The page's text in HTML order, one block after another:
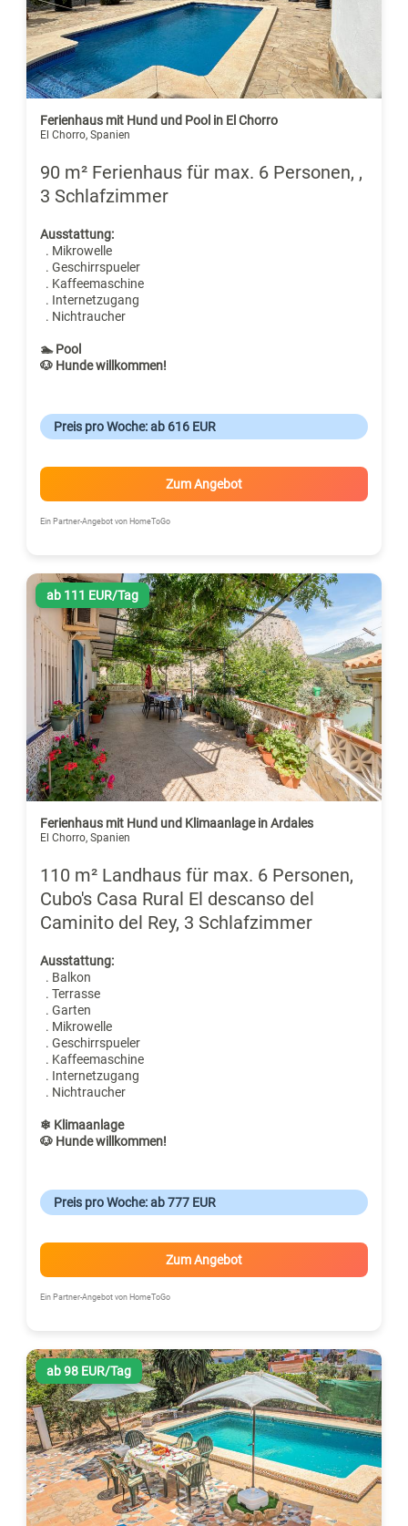
Ferienhaus mit Hund und Pool in El Chorro
El Chorro, Spanien
90 m² Ferienhaus für max. 6 Personen, ,
3 Schlafzimmer
Ausstattung:
. Mikrowelle
. Geschirrspueler
. Kaffeemaschine
. Internetzugang
. Nichtraucher
🏊 Pool
🐶 Hunde willkommen!
Preis pro Woche: ab 616 EUR
Zum Angebot
Ein Partner-Angebot von HomeToGo
ab 111 EUR/Tag
Ferienhaus mit Hund und Klimaanlage in Ardales
El Chorro, Spanien
110 m² Landhaus für max. 6 Personen,
Cubo's Casa Rural El descanso del
Caminito del Rey, 3 Schlafzimmer
Ausstattung:
. Balkon
. Terrasse
. Garten
. Mikrowelle
. Geschirrspueler
. Kaffeemaschine
. Internetzugang
. Nichtraucher
❄ Klimaanlage
🐶 Hunde willkommen!
Preis pro Woche: ab 777 EUR
Zum Angebot
Ein Partner-Angebot von HomeToGo
ab 98 EUR/Tag